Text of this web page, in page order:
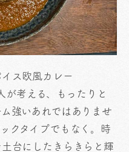
ス欧風カレー
が考える、もったりと
強いあれではありませ
クタイプでもなく。時
台にしたきらきらと輝